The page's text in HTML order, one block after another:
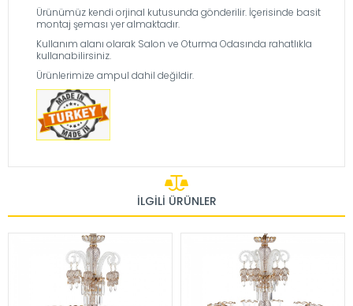
Ürünümüz kendi orjinal kutusunda gönderilir. İçerisinde basit
montaj şeması yer almaktadır.
Kullanım alanı olarak Salon ve Oturma Odasında rahatlıkla
kullanabilirsiniz.
Ürünlerimize ampul dahil değildir.
İLGILI ÜRÜNLER